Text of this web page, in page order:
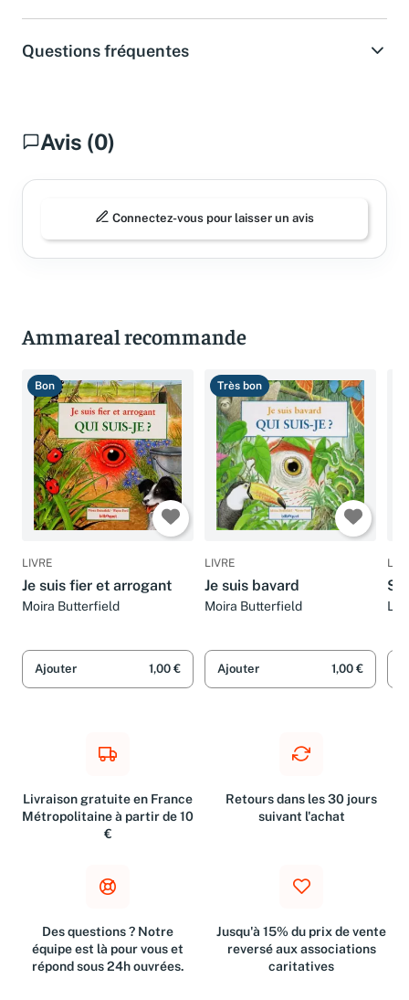
Questions fréquentes
Avis (0)
Connectez-vous pour laisser un avis
Ammareal recommande
Bon
LIVRE
Je suis fier et arrogant
Moira Butterfield
Ajouter 1,00 €
Très bon
LIVRE
Je suis bavard
Moira Butterfield
Ajouter 1,00 €
Si
Livraison gratuite en France
Métropolitaine à partir de 10
€
Retours dans les 30 jours
suivant l'achat
Des questions ? Notre
équipe est là pour vous et
répond sous 24h ouvrées.
Jusqu'à 15% du prix de vente
reversé aux associations
caritatives